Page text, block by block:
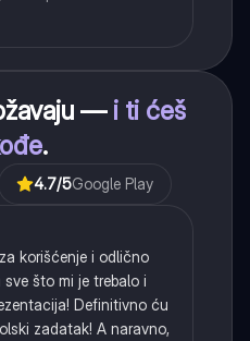
fokusom na zarez u
— i ti ćeš
.
4.7/5Google Play
korišćenje i odlično
što mi je trebalo i
Definitivno ću
zadatak! A naravno,